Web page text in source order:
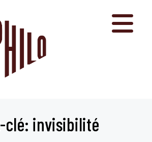
clé: invisibilité